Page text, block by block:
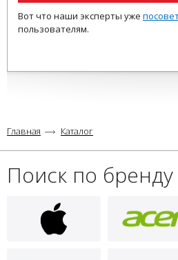
Вот что наши эксперты уже
пользователям.
Главная Каталог
Поиск по бренду